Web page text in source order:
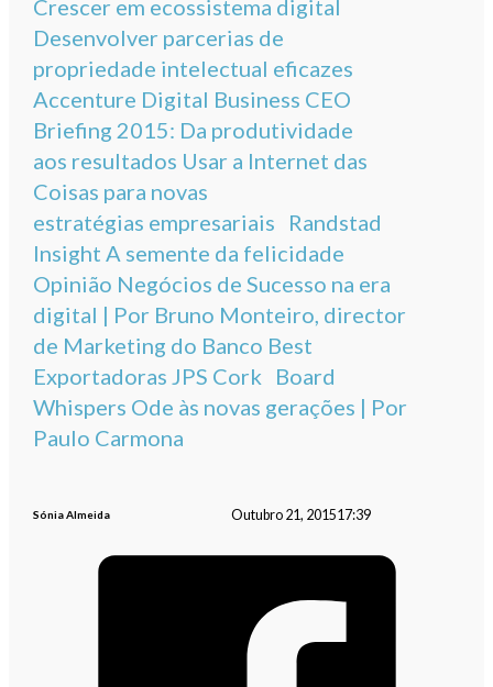
Crescer em ecossistema digital
Desenvolver parcerias de
propriedade intelectual eficazes
Accenture Digital Business CEO
Briefing 2015: Da produtividade
aos resultados Usar a Internet das
Coisas para novas
estratégias empresariais Randstad
Insight A semente da felicidade
Opinião Negócios de Sucesso na era
digital | Por Bruno Monteiro, director
de Marketing do Banco Best
Exportadoras JPS Cork Board
Whispers Ode às novas gerações | Por
Paulo Carmona
Sónia Almeida Outubro 21, 201517:39